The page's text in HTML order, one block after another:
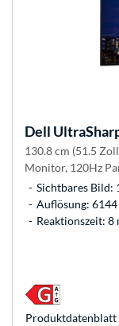
Dell
130.8 cm (51.5
Monitor, 120Hz
Sichtbares Bild:
Auflösung:
Reaktionszeit: 8
Produkt­datenblatt